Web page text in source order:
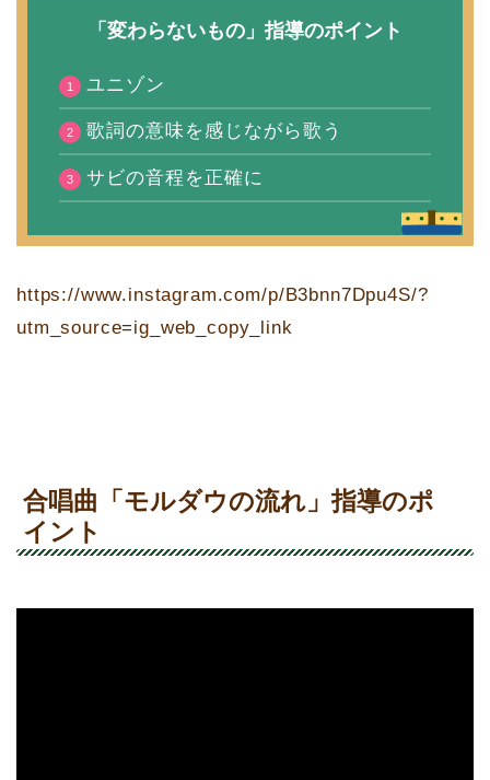
「変わらないもの」指導のポイント
ユニゾン
歌詞の意味を感じながら歌う
サビの音程を正確に
https://www.instagram.com/p/B3bnn7Dpu4S/?
utm_source=ig_web_copy_link
合唱曲「モルダウの流れ」指導のポ
イント